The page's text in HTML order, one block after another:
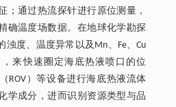
；通过热流探针进行原位测量，
确温度场数据。在地球化学勘探
浊度、温度异常以及Mn、Fe、Cu
来快速圈定海底热液喷口的位
ROV）等设备进行海底热液流体
学成分，进而识别资源类型与品